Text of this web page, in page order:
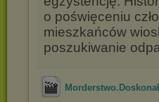
o poświęceniu
mieszkańców
poszukiwanie